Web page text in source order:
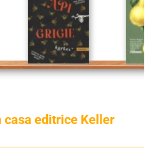
casa editrice Keller